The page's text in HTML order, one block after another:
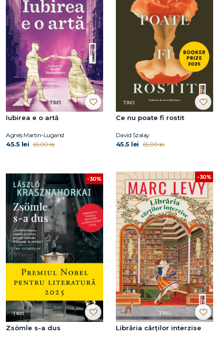
Iubirea e o artă
Agnès Martin-Lugand
45.5 lei 65.00 lei
Ce nu poate fi rostit
David Szalay
45.5 lei 65.00 lei
-30%
Zsömle s-a dus
-30%
Librăria cărților interzise